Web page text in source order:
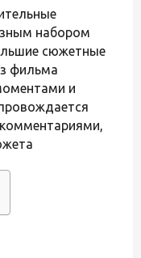
набором
сюжетные
фильма
и